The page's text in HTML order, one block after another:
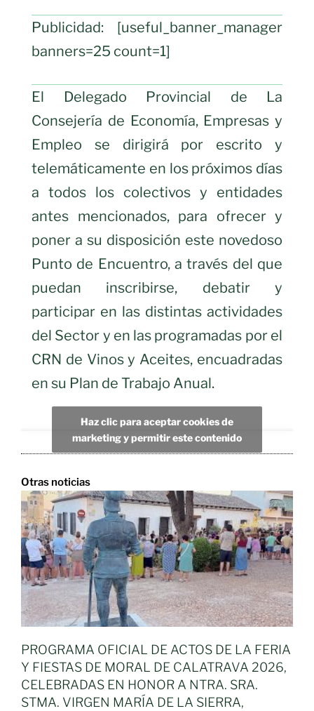
Publicidad: [useful_banner_manager
banners=25 count=1]
El Delegado Provincial de La
Consejería de Economía, Empresas y
Empleo se dirigirá por escrito y
telemáticamente en los próximos días
a todos los colectivos y entidades
antes mencionados, para ofrecer y
poner a su disposición este novedoso
Punto de Encuentro, a través del que
puedan inscribirse, debatir y
participar en las distintas actividades
del Sector y en las programadas por el
CRN de Vinos y Aceites, encuadradas
en su Plan de Trabajo Anual.
Haz clic para aceptar cookies de
marketing y permitir este contenido
Otras noticias
PROGRAMA OFICIAL DE ACTOS DE LA FERIA
Y FIESTAS DE MORAL DE CALATRAVA 2026,
CELEBRADAS EN HONOR A NTRA. SRA.
STMA. VIRGEN MARÍA DE LA SIERRA,